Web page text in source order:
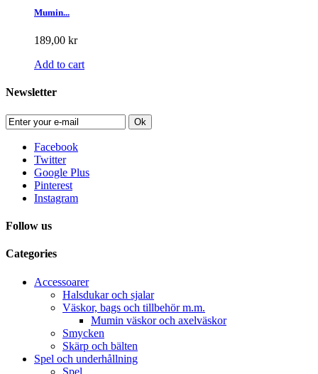
Mumin...
189,00 kr
Add to cart
Newsletter
Ok
Facebook
Twitter
Google Plus
Pinterest
Instagram
Follow us
Categories
Accessoarer
Halsdukar och sjalar
Väskor, bags och tillbehör m.m.
Mumin väskor och axelväskor
Smycken
Skärp och bälten
Spel och underhållning
Spel